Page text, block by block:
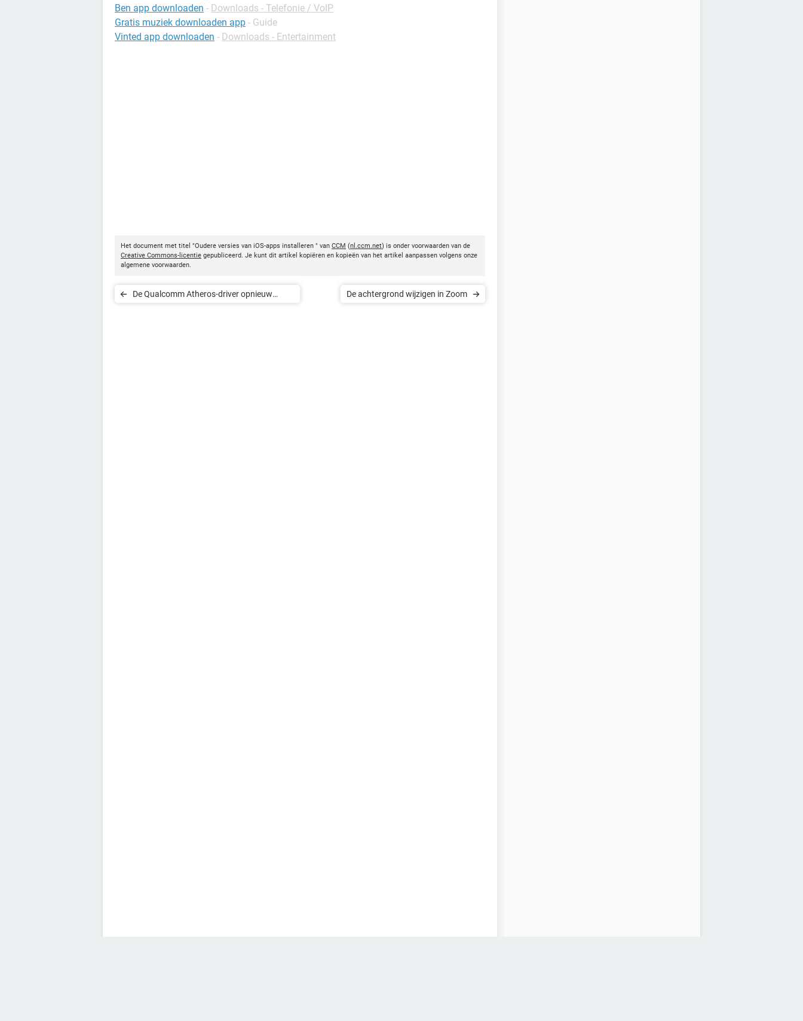
Ben app downloaden - Downloads - Telefonie / VoIP
Gratis muziek downloaden app - Guide
Vinted app downloaden - Downloads - Entertainment
Het document met titel "Oudere versies van iOS-apps installeren " van CCM (nl.ccm.net) is onder voorwaarden van de
Creative Commons-licentie gepubliceerd. Je kunt dit artikel kopiëren en kopieën van het artikel aanpassen volgens onze
algemene voorwaarden.
De Qualcomm Atheros-driver opnieuw
De achtergrond wijzigen in Zoom